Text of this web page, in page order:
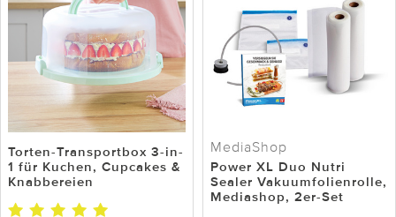
Torten-Transportbox 3-in-
1 für Kuchen, Cupcakes &
Knabbereien
MediaShop
Power XL Duo Nutri
Sealer Vakuumfolienrolle,
Mediashop, 2er-Set